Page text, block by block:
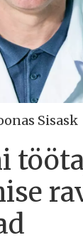
Sisask